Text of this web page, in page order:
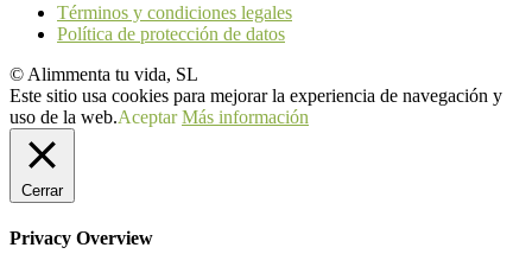
Términos y condiciones legales
Política de protección de datos
© Alimmenta tu vida, SL
Este sitio usa cookies para mejorar la experiencia de navegación y
uso de la web.Aceptar Más información
Cerrar
Privacy Overview